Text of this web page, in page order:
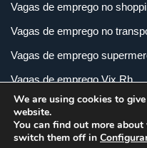
Vagas de emprego no
Vagas de emprego no
Vagas de emprego
Vagas de emprego Vix Rh
Vagas de empregos em
Vagas de empregos em loja
We are using cookies to
website.
You can find out more
switch them off in